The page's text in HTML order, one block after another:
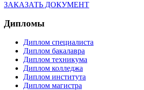
ЗАКАЗАТЬ ДОКУМЕНТ
Дипломы
Диплом специалиста
Диплом бакалавра
Диплом техникума
Диплом колледжа
Диплом института
Диплом магистра